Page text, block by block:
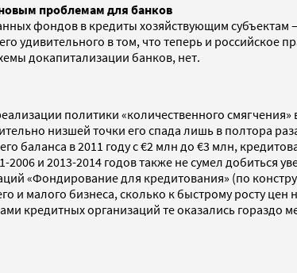
проблемам для банков
фондов в кредиты хозяйствующим субъектам
удивительного в том, что теперь и российское
докапитализации банков, нет.
политики «количественного
низшей точки его спада лишь в полтора
баланса в 2011 году с €2 млн до €3 млн,
и 2013-2014 годов также не сумел добиться
«Фондирование для кредитования» (по
малого бизнеса, сколько к быстрому росту
кредитных организаций те оказались гораздо